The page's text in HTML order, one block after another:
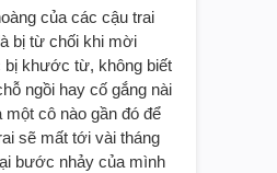
của các cậu trai
bị từ chối khi mời
bị khước từ, không biết
ngồi hay cố gắng nài
cô nào gần đó để
sẽ mất tới vài tháng
bước nhảy của mình